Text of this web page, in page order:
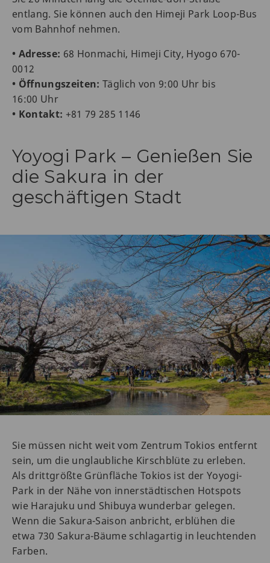
entlang. Sie können auch den Himeji Park Loop-Bus
vom Bahnhof nehmen.
• Adresse: 68 Honmachi, Himeji City, Hyogo 670-
0012
• Öffnungszeiten: Täglich von 9:00 Uhr bis
16:00 Uhr
• Kontakt: +81 79 285 1146
Yoyogi Park – Genießen Sie
die Sakura in der
geschäftigen Stadt
Sie müssen nicht weit vom Zentrum Tokios entfernt
sein, um die unglaubliche Kirschblüte zu erleben.
Als drittgrößte Grünfläche Tokios ist der Yoyogi-
Park in der Nähe von innerstädtischen Hotspots
wie Harajuku und Shibuya wunderbar gelegen.
Wenn die Sakura-Saison anbricht, erblühen die
etwa 730 Sakura-Bäume schlagartig in leuchtenden
Farben.